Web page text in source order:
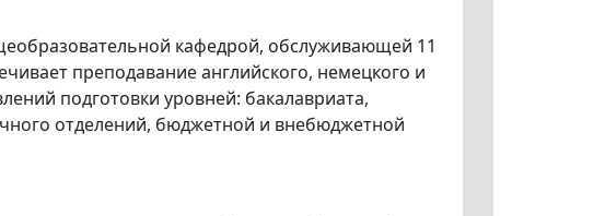
кафедрой, обслуживающей 11
преподавание английского, немецкого и
подготовки уровней: бакалавриата,
отделений, бюджетной и внебюджетной